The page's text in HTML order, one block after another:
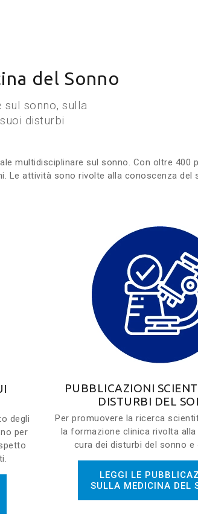
del Sonno
sonno, sulla
disturbi
multidisciplinare sul sonno. Con oltre 400
Le attività sono rivolte alla conoscenza del
degli
per
PUBBLICAZIONI
DISTURBI DEL
Per promuovere la ricerca
la formazione clinica rivolta
cura dei disturbi del sonno e
LEGGI LE
SULLA MEDICINA DEL